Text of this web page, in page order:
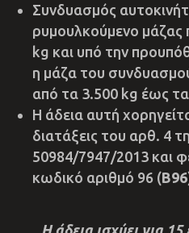
Συνδυασμός
ρυμουλκούμενο μάζας
kg και υπό την
η μάζα του
από τα 3.500 kg έως
Η άδεια αυτή
διατάξεις του αρθ. 4
50984/7947/2013 και
κωδικό αριθμό 96 (B96
Η άδεια ισχύει για